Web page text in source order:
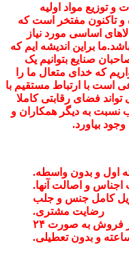
و توزیع مواد اولیه
تاکنون مفتخر است که
اساسی مورد نیاز
براین اندیشه ایم که
صنایع بتوانیم یک
که خدای متعال ما را
است با ارتباط مستقیم با
فضای رقابتی کاملا
به دیگر همکاران و
بیاورد.
اول و بدون واسطه.
و اصالت آنها.
کامل جنس و جلب
رضایت مشتری.
پشتیبانی فروش و خدمات پس از فروش به صورت ۲۴
و بدون تعطیلی.